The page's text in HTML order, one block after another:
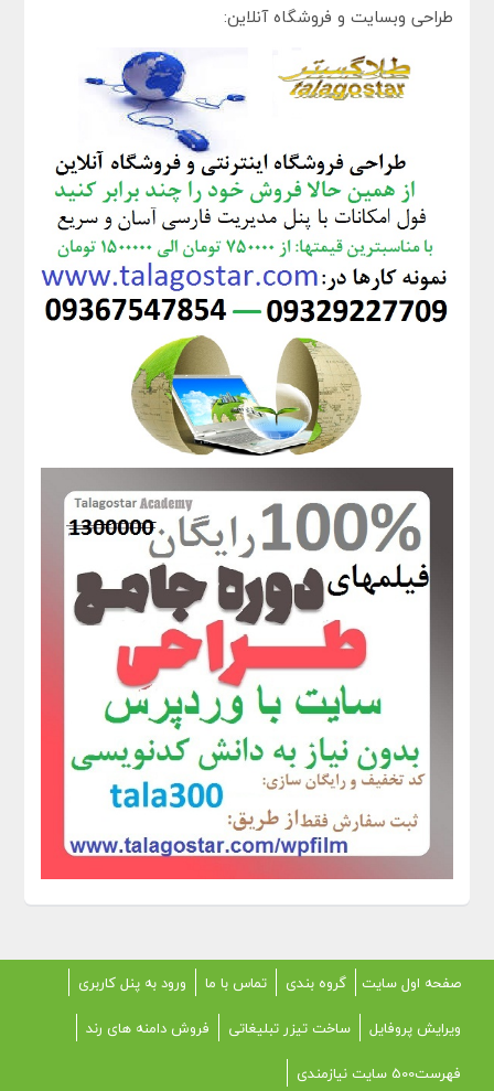
طراحی وبسایت و فروشگاه آنلاین:
صفحه اول سایت گروه بندی تماس با ما
ورود به پنل کاربری
ویرایش پروفایل
ساخت تیزر تبلیغاتی
فروش دامنه های رند
فهرست500 سایت نیازمندی